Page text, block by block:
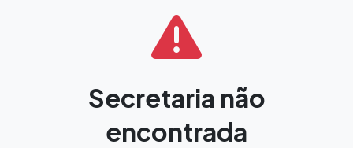
Secretaria não
encontrada